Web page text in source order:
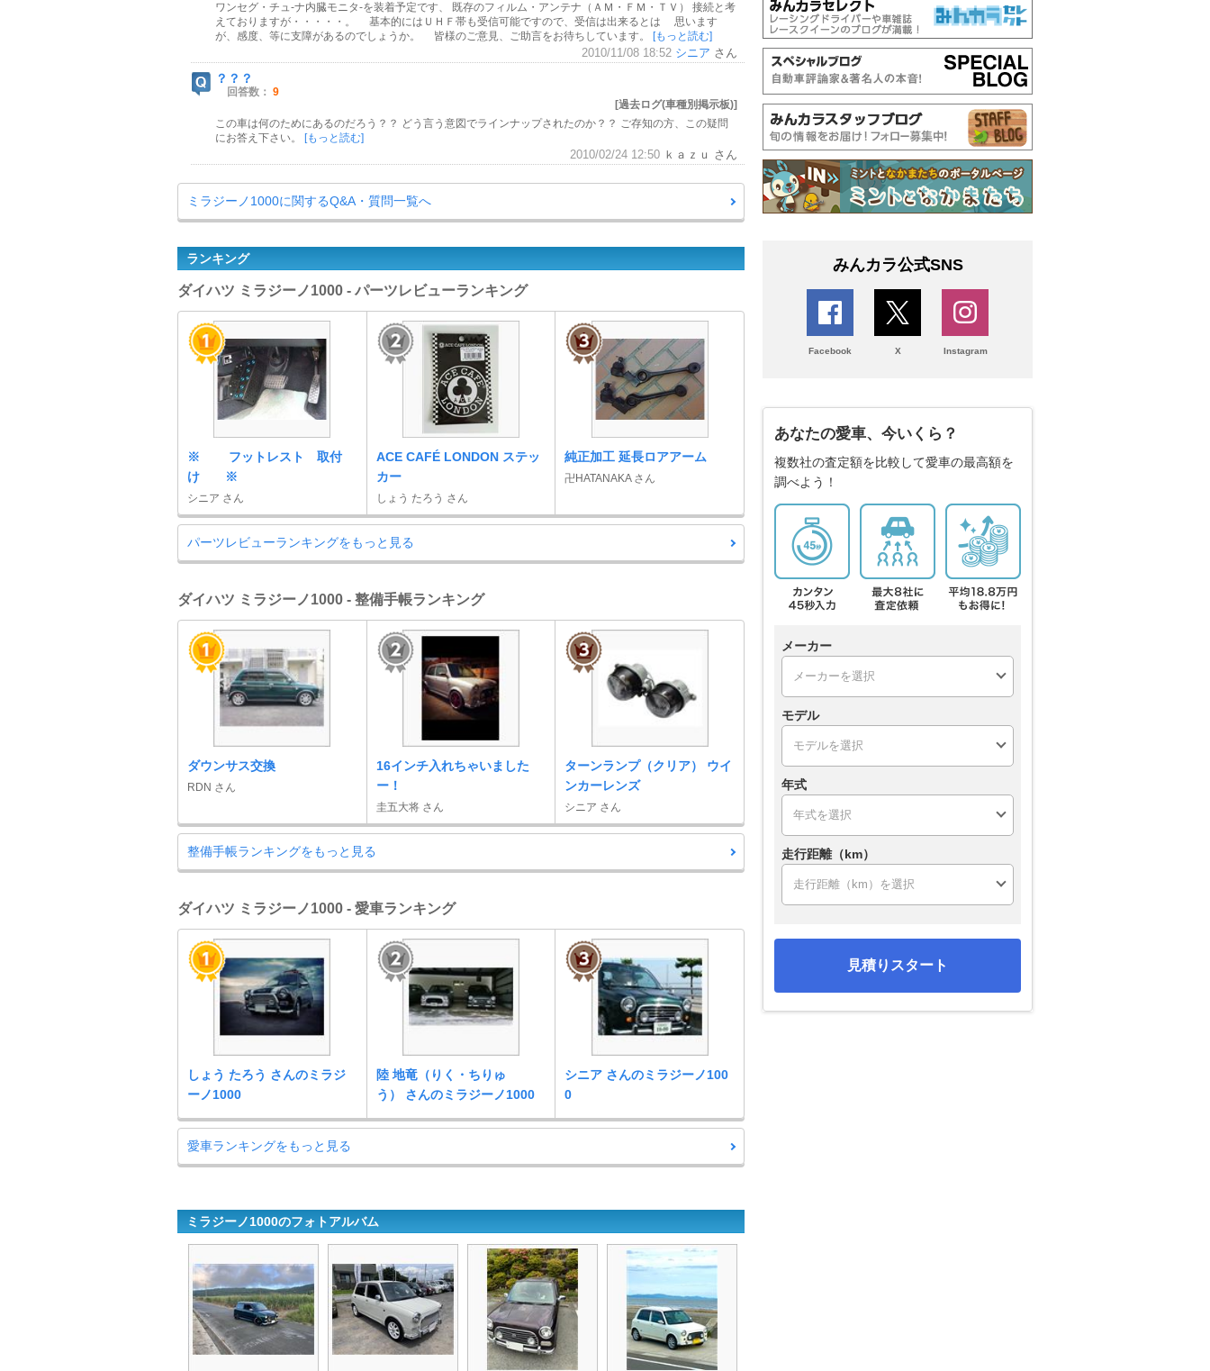
ワンセグ・チュ-ナ内臓モニタ-を装着予定です、 既存のフィルム・アンテナ（ＡＭ・ＦＭ・ＴＶ） 接続と考
えておりますが・・・・・。 基本的にはＵＨＦ帯も受信可能ですので、受信は出来るとは 思います
が、感度、等に支障があるのでしょうか。 皆様のご意見、ご助言をお待ちしています。
[もっと読む]
2010/11/08 18:52 シニア さん
？？？
回答数： 9
[過去ログ(車種別掲示板)]
この車は何のためにあるのだろう？？ どう言う意図でラインナップされたのか？？ ご存知の方、この疑問
にお答え下さい。
[もっと読む]
2010/02/24 12:50 ｋａｚｕ さん
ミラジーノ1000に関するQ&A・質問一覧へ
ランキング
ダイハツ ミラジーノ1000 - パーツレビューランキング
※ フットレスト 取付
け ※
シニア さん
ACE CAFÉ LONDON ステッ
カー
しょう たろう さん
純正加工 延長ロアアーム
卍HATANAKA さん
パーツレビューランキングをもっと見る
ダイハツ ミラジーノ1000 - 整備手帳ランキング
ダウンサス交換
RDN さん
16インチ入れちゃいました
ー！
圭五大将 さん
ターンランプ（クリア） ウイ
ンカーレンズ
シニア さん
整備手帳ランキングをもっと見る
ダイハツ ミラジーノ1000 - 愛車ランキング
しょう たろう さんのミラジ
ーノ1000
陸 地竜（りく・ちりゅ
う） さんのミラジーノ1000
シニア さんのミラジーノ100
0
愛車ランキングをもっと見る
ミラジーノ1000のフォトアルバム
みんカラ公式SNS
Facebook X Instagram
あなたの愛車、今いくら？
複数社の査定額を比較して愛車の最高額を
調べよう！
メーカー
モデル
年式
走行距離（km）
見積りスタート